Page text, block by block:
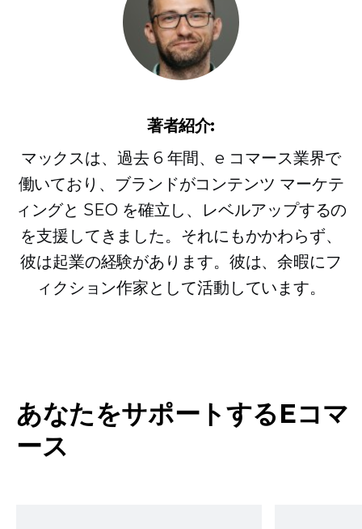
著者紹介:
マックスは、過去 6 年間、e コマース業界で
働いており、ブランドがコンテンツ マーケテ
ィングと SEO を確立し、レベルアップするの
を支援してきました。それにもかかわらず、
彼は起業の経験があります。彼は、余暇にフ
ィクション作家として活動しています。
あなたをサポートするEコマ
ース